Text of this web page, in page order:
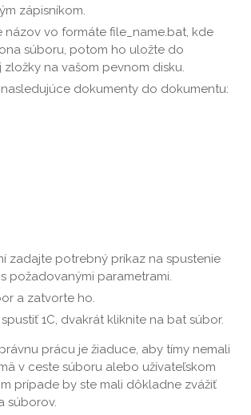
zápisníkom.
názov vo formáte file_name.bat, kde
súboru, potom ho uložte do
na vašom pevnom disku.
dokumenty do dokumentu:
zadajte potrebný príkaz na spustenie
požadovanými parametrami.
a zatvorte ho.
1C, dvakrát kliknite na bat súbor.
prácu je žiaduce, aby tímy nemali
v ceste súboru alebo užívateľskom
prípade by ste mali dôkladne zvážiť
súborov.